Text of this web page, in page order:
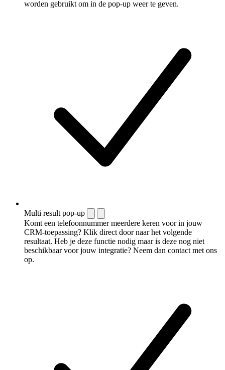
worden gebruikt om in de pop-up weer te geven.
Multi result pop-up
Komt een telefoonnummer meerdere keren voor in jouw
CRM-toepassing? Klik direct door naar het volgende
resultaat. Heb je deze functie nodig maar is deze nog niet
beschikbaar voor jouw integratie? Neem dan contact met ons
op.